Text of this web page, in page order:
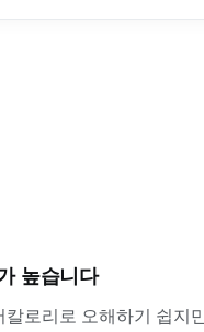
높습니다
로리로 오해하기 쉽지